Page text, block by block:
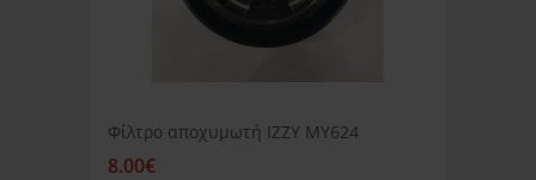
Φίλτρο αποχυμωτή IZZY MY624
8.00€